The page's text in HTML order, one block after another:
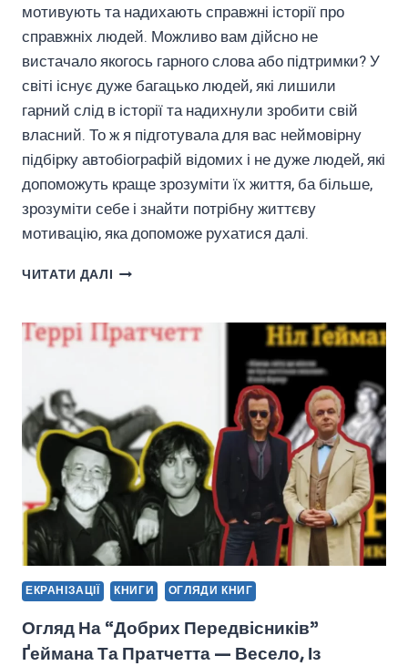
мотивують та надихають справжні історії про
справжніх людей. Можливо вам дійсно не
вистачало якогось гарного слова або підтримки? У
світі існує дуже багацько людей, які лишили
гарний слід в історії та надихнули зробити свій
власний. То ж я підготувала для вас неймовірну
підбірку автобіографій відомих і не дуже людей, які
допоможуть краще зрозуміти їх життя, ба більше,
зрозуміти себе і знайти потрібну життєву
мотивацію, яка допоможе рухатися далі.
ЧИТАТИ ДАЛІ АВТОБІОГРАФІЇ,
ВАМ
НОВІ
ЕКРАНІЗАЦІЇ КНИГИ ОГЛЯДИ КНИГ
Огляд На “Добрих Передвісників”
Ґеймана Та Пратчетта — Весело, Із